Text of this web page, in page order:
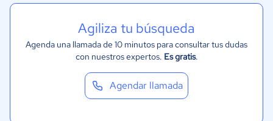
Agiliza tu búsqueda
Agenda una llamada de 10 minutos para consultar tus dudas
con nuestros expertos. Es gratis.
Agendar llamada